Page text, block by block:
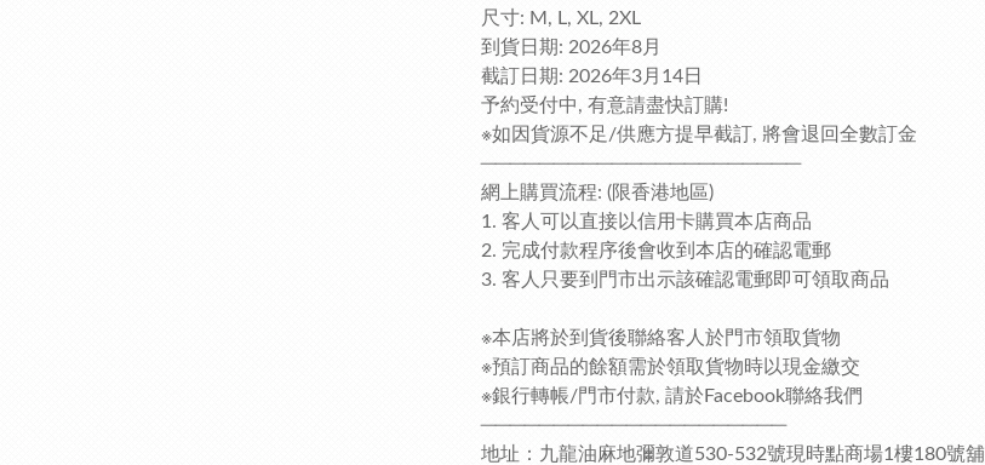
尺寸: M, L, XL, 2XL
到貨日期: 2026年8月
截訂日期: 2026年3月14日
予約受付中, 有意請盡快訂購!
※如因貨源不足/供應方提早截訂, 將會退回全數訂金
──────────────────────
網上購買流程: (限香港地區)
1. 客人可以直接以信用卡購買本店商品
2. 完成付款程序後會收到本店的確認電郵
3. 客人只要到門市出示該確認電郵即可領取商品
※本店將於到貨後聯絡客人於門市領取貨物
※預訂商品的餘額需於領取貨物時以現金繳交
※銀行轉帳/門市付款, 請於Facebook聯絡我們
─────────────────────
地址：九龍油麻地彌敦道530-532號現時點商場1樓180號舖